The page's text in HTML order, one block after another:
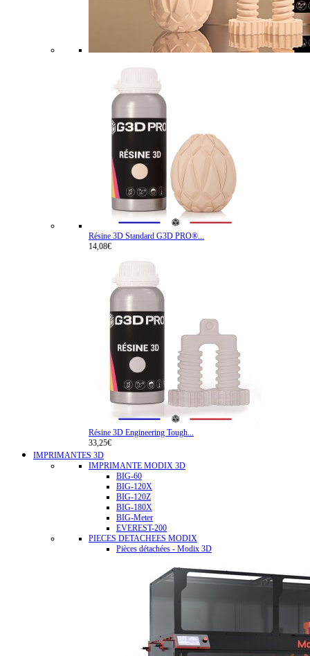
Résine 3D Standard G3D PRO®...
14,08€
Résine 3D Engineering Tough...
33,25€
IMPRIMANTES 3D
IMPRIMANTE MODIX 3D
BIG-60
BIG-120X
BIG-120Z
BIG-180X
BIG-Meter
EVEREST-200
PIECES DETACHEES MODIX
Pièces détachées - Modix 3D